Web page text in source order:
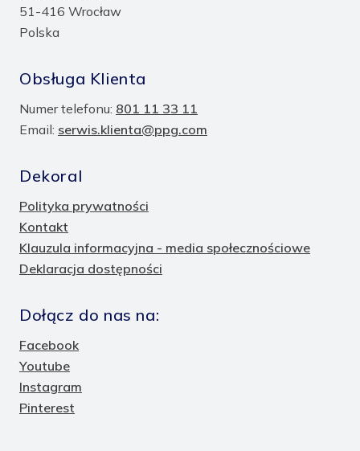
51-416 Wrocław
Polska
Obsługa Klienta
Numer telefonu: 801 11 33 11
Email: serwis.klienta@ppg.com
Dekoral
Polityka prywatności
Kontakt
Klauzula informacyjna - media społecznościowe
Deklaracja dostępności
Dołącz do nas na:
Facebook
Youtube
Instagram
Pinterest